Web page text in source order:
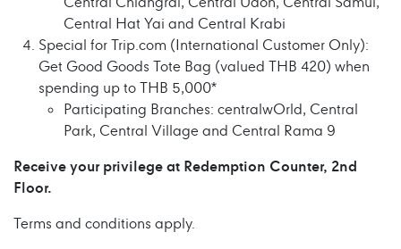
Central Hat Yai and Central Krabi
Special for Trip.com (International Customer Only):
Get Good Goods Tote Bag (valued THB 420) when
spending up to THB 5,000*
Participating Branches: centralwOrld, Central
Park, Central Village and Central Rama 9
Receive your privilege at Redemption Counter, 2nd
Floor.
Terms and conditions apply.